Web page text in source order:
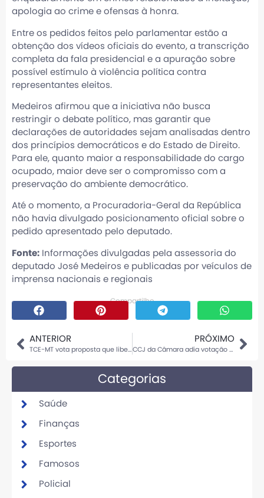
apologia ao crime e ofensas à honra.
Entre os pedidos feitos pelo parlamentar estão a
obtenção dos vídeos oficiais do evento, a transcrição
completa da fala presidencial e a apuração sobre
possível estímulo à violência política contra
representantes eleitos.
Medeiros afirmou que a iniciativa não busca
restringir o debate político, mas garantir que
declarações de autoridades sejam analisadas dentro
dos princípios democráticos e do Estado de Direito.
Para ele, quanto maior a responsabilidade do cargo
ocupado, maior deve ser o compromisso com a
preservação do ambiente democrático.
Até o momento, a Procuradoria-Geral da República
não havia divulgado posicionamento oficial sobre o
pedido apresentado pelo deputado.
Fonte: Informações divulgadas pela assessoria do
deputado José Medeiros e publicadas por veículos de
imprensa nacionais e regionais
Compartilhe
ANTERIOR
TCE-MT vota proposta que libera porte de arma para conselheiros ativos e aposentados
PRÓXIMO
CCJ da Câmara adia votação de PEC que reduz a maioridade penal
Categorias
Saúde
Finanças
Esportes
Famosos
Policial